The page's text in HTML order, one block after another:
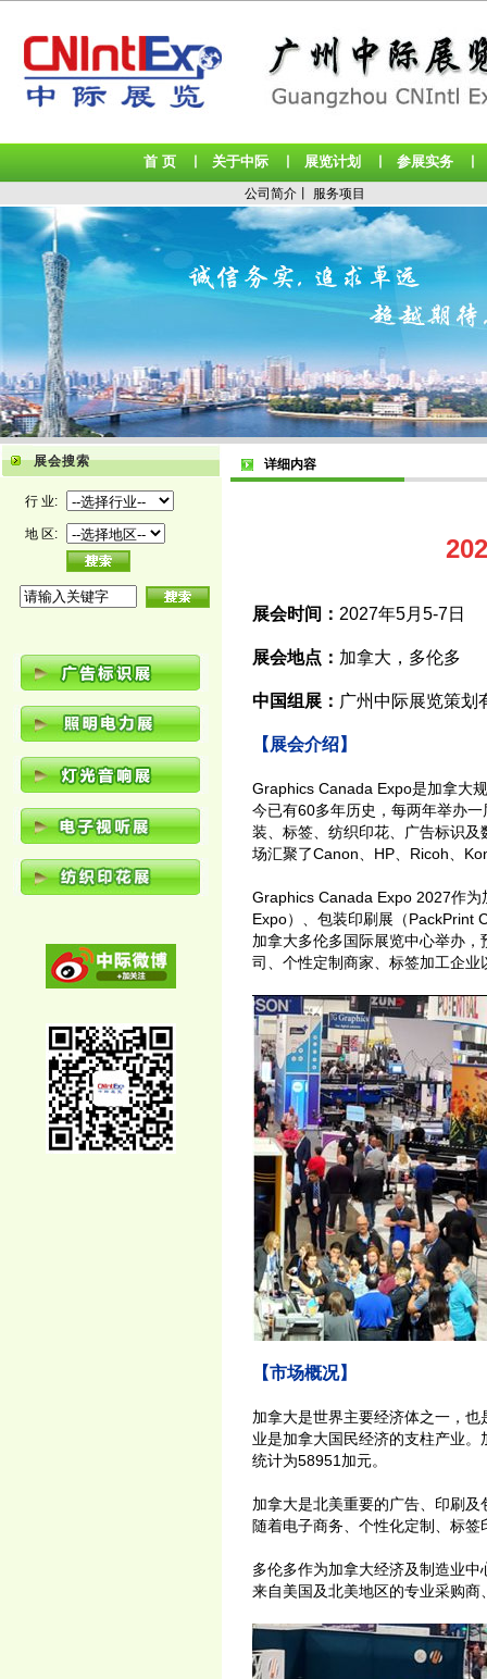
首 页 关于中际丨 展览计划 参展实务
公司简介 服务项目
展会搜索
行 业:
地 区:
详细内容
展会时间： 2027年5月5-7日
展会地点： 加拿大，多伦多
中国组展： 广州中际展览策划
【展会介绍】
Graphics Canada Expo是加拿大
今已有60多年历史，每两年举办
装、标签、纺织印花、广告标识
场汇聚了Canon、HP、Ricoh、
Graphics Canada Expo 2027作为
Expo）、包装印刷展（PackPrint
加拿大多伦多国际展览中心举办
司、个性定制商家、标签加工企
【市场概况】
加拿大是世界主要经济体之一，
业是加拿大国民经济的支柱产业
统计为58951加元。
加拿大是北美重要的广告、印刷
随着电子商务、个性化定制、标
多伦多作为加拿大经济及制造业
来自美国及北美地区的专业采购